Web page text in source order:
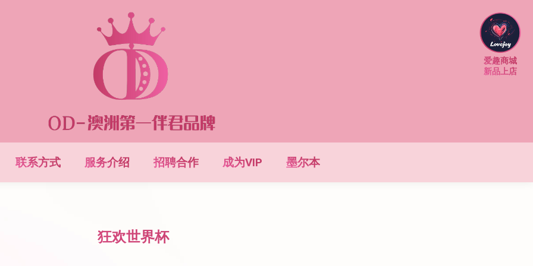
联系方式 服务介绍 招聘合作 成为VIP 墨尔本
狂欢世界杯
爱趣商城
新品上店